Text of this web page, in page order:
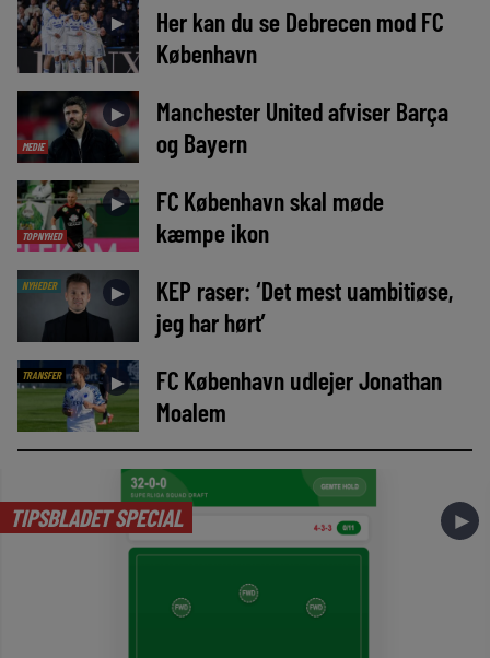
►
Her kan du se Debrecen mod FC
København
MEDIE
►
Manchester United afviser Barça
og Bayern
TOPNYHED
►
FC København skal møde
kæmpe ikon
NYHEDER ►
KEP raser: ‘Det mest uambitiøse,
jeg har hørt’
TRANSFER ►
FC København udlejer Jonathan
Moalem
TIPSBLADET SPECIAL ►